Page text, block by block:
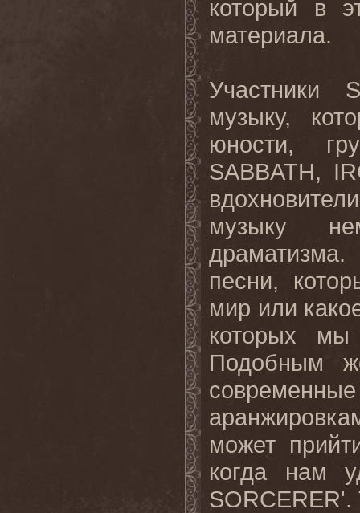
который в
материала.
Участники
музыку,
юности,
SABBATH,
музыку
песни,
мир или
которых
Подобным
может
когда нам
SORCERER'.